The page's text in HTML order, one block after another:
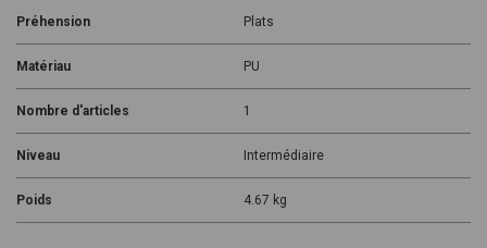
Préhension Plats
Matériau PU
Nombre d'articles 1
Niveau Intermédiaire
Poids 4.67 kg